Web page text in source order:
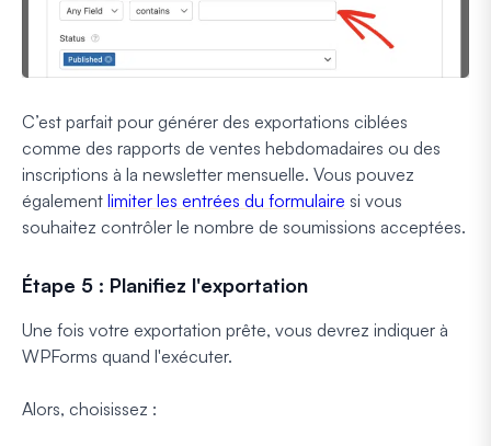
C’est parfait pour générer des exportations ciblées
comme des rapports de ventes hebdomadaires ou des
inscriptions à la newsletter mensuelle. Vous pouvez
également limiter les entrées du formulaire si vous
souhaitez contrôler le nombre de soumissions acceptées.
Étape 5 : Planifiez l'exportation
Une fois votre exportation prête, vous devrez indiquer à
WPForms quand l'exécuter.
Alors, choisissez :